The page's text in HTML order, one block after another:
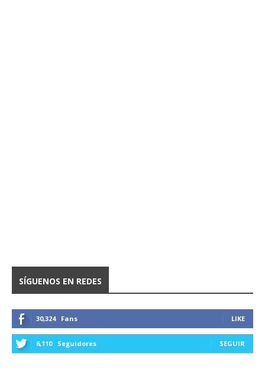
SÍGUENOS EN REDES
30,324 Fans LIKE
6,110 Seguidores SEGUIR